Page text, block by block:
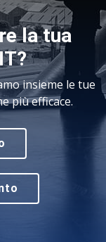
la tua
insieme le tue
più efficace.